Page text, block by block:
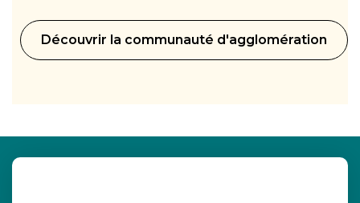
Découvrir la communauté d'agglomération